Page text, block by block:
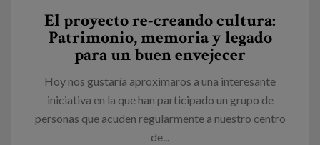
El proyecto re-creando cultura:
Patrimonio, memoria y legado
para un buen envejecer
Hoy nos gustaría aproximaros a una interesante
iniciativa en la que han participado un grupo de
personas que acuden regularmente a nuestro centro
de...